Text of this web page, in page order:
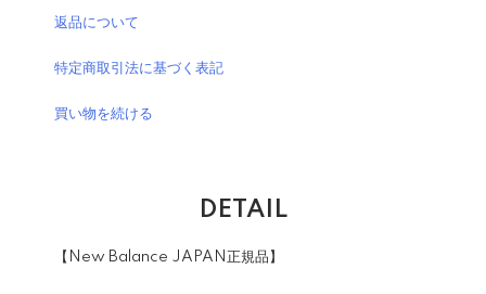
返品について
特定商取引法に基づく表記
買い物を続ける
DETAIL
【New Balance JAPAN正規品】